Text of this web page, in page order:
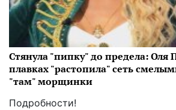
Стянула "пипку" до предела: Оля
плавках "растопила" сеть
"там" морщинки
Подробности!